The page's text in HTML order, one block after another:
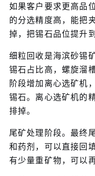
如果客户要求更高品
的分选精度高，能把
掉，把锡石品位提升
细粒回收是海滨砂锡
锡石占比高，螺旋溜
阶段增加离心选矿机
锡石。离心选矿机的
排掉。
尾矿处理阶段。最终
和药剂，可以直接回
有少量重矿物，可以